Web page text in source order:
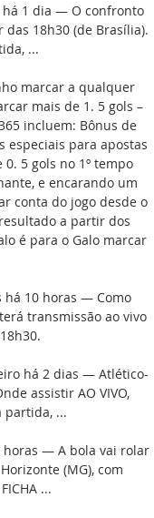
há 1 dia — O confronto
18h30 (de Brasília).
...
marcar a qualquer
mais de 1. 5 gols –
incluem: Bônus de
especiais para apostas
5 gols no 1º tempo
e encarando um
conta do jogo desde o
a partir dos
é para o Galo marcar
há 10 horas — Como
transmissão ao vivo
há 2 dias — Atlético-
assistir AO VIVO,
...
horas — A bola vai rolar
(MG), com
...